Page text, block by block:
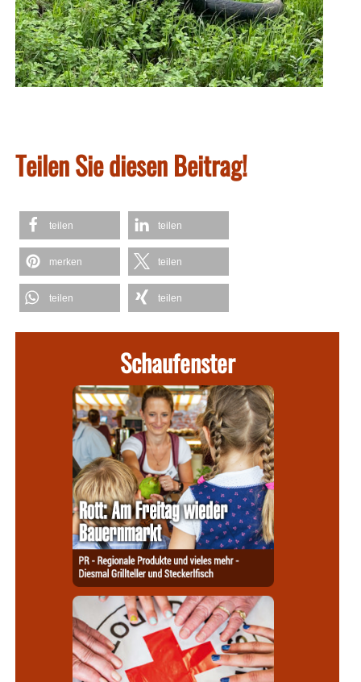
Teilen Sie diesen Beitrag!
teilen teilen
merken teilen
teilen teilen
Schaufenster